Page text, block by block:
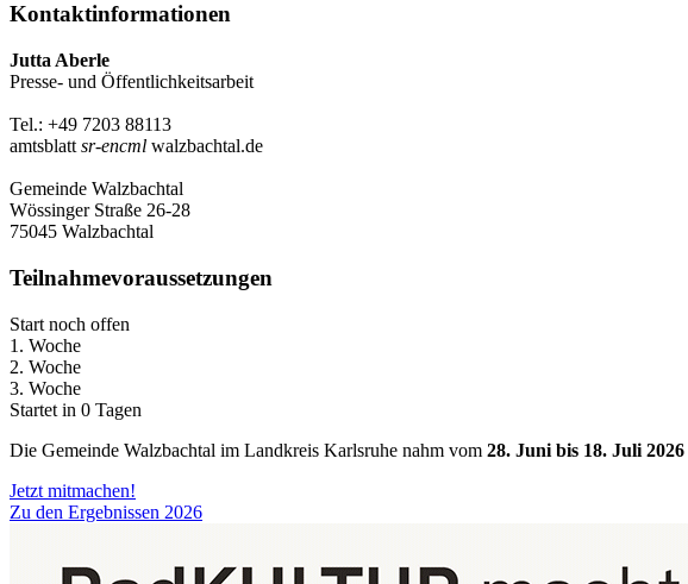
Kontaktinformationen
Jutta Aberle
Presse- und Öffentlichkeitsarbeit
Tel.: +49 7203 88113
amtsblatt sr-encml walzbachtal.de
Gemeinde Walzbachtal
Wössinger Straße 26-28
75045 Walzbachtal
Teilnahmevoraussetzungen
Start noch offen
1. Woche
2. Woche
3. Woche
Startet in 0 Tagen
Die Gemeinde Walzbachtal im Landkreis Karlsruhe nahm vom 28. Juni bis 18. Juli 2026
Jetzt mitmachen!
Zu den Ergebnissen 2026